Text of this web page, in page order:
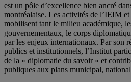
est un pôle d’excellence bien ancré
montréalaise. Les activités de l’IEIM et
mobilisent tant le milieu académique,
gouvernementaux, le corps
par les enjeux internationaux. Par son
publics et institutionnels, l’Institut
de la « diplomatie du savoir » et
publiques aux plans municipal,